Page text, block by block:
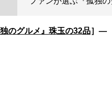
のグルメ』珠玉の32品］―